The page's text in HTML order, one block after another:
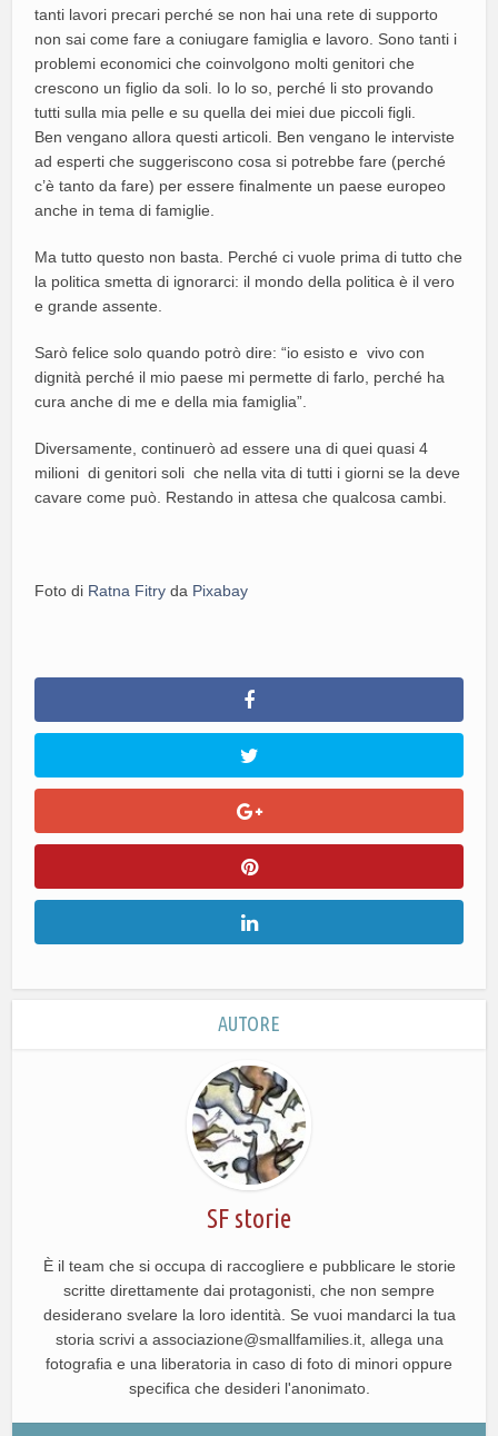
tanti lavori precari perché se non hai una rete di supporto
non sai come fare a coniugare famiglia e lavoro. Sono tanti i
problemi economici che coinvolgono molti genitori che
crescono un figlio da soli. Io lo so, perché li sto provando
tutti sulla mia pelle e su quella dei miei due piccoli figli.
Ben vengano allora questi articoli. Ben vengano le interviste
ad esperti che suggeriscono cosa si potrebbe fare (perché
c’è tanto da fare) per essere finalmente un paese europeo
anche in tema di famiglie.
Ma tutto questo non basta. Perché ci vuole prima di tutto che
la politica smetta di ignorarci: il mondo della politica è il vero
e grande assente.
Sarò felice solo quando potrò dire: “io esisto e vivo con
dignità perché il mio paese mi permette di farlo, perché ha
cura anche di me e della mia famiglia”.
Diversamente, continuerò ad essere una di quei quasi 4
milioni di genitori soli che nella vita di tutti i giorni se la deve
cavare come può. Restando in attesa che qualcosa cambi.
Foto di Ratna Fitry da Pixabay
AUTORE
SF storie
È il team che si occupa di raccogliere e pubblicare le storie
scritte direttamente dai protagonisti, che non sempre
desiderano svelare la loro identità. Se vuoi mandarci la tua
storia scrivi a associazione@smallfamilies.it, allega una
fotografia e una liberatoria in caso di foto di minori oppure
specifica che desideri l'anonimato.